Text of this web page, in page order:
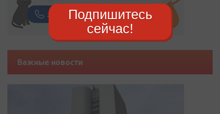
Важные новости
Подпишитесь
сейчас!